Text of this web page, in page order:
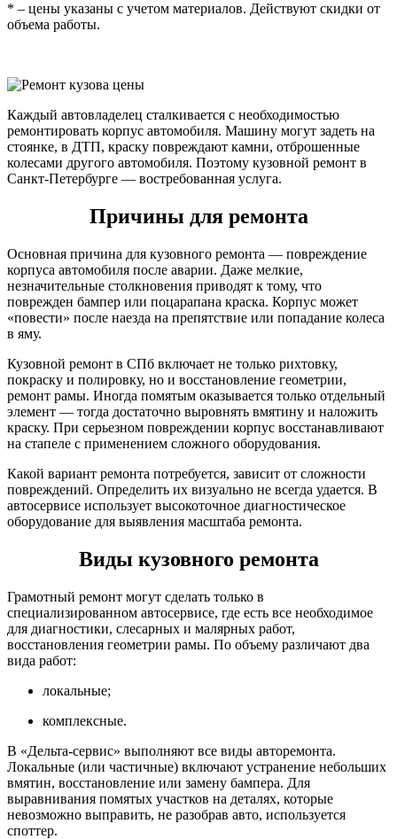
* – цены указаны с учетом материалов. Действуют скидки от
объема работы.
Каждый автовладелец сталкивается с необходимостью
ремонтировать корпус автомобиля. Машину могут задеть на
стоянке, в ДТП, краску повреждают камни, отброшенные
колесами другого автомобиля. Поэтому кузовной ремонт в
Санкт-Петербурге — востребованная услуга.
Причины для ремонта
Основная причина для кузовного ремонта — повреждение
корпуса автомобиля после аварии. Даже мелкие,
незначительные столкновения приводят к тому, что
поврежден бампер или поцарапана краска. Корпус может
«повести» после наезда на препятствие или попадание колеса
в яму.
Кузовной ремонт в СПб включает не только рихтовку,
покраску и полировку, но и восстановление геометрии,
ремонт рамы. Иногда помятым оказывается только отдельный
элемент — тогда достаточно выровнять вмятину и наложить
краску. При серьезном повреждении корпус восстанавливают
на стапеле с применением сложного оборудования.
Какой вариант ремонта потребуется, зависит от сложности
повреждений. Определить их визуально не всегда удается. В
автосервисе использует высокоточное диагностическое
оборудование для выявления масштаба ремонта.
Виды кузовного ремонта
Грамотный ремонт могут сделать только в
специализированном автосервисе, где есть все необходимое
для диагностики, слесарных и малярных работ,
восстановления геометрии рамы. По объему различают два
вида работ:
локальные;
комплексные.
В «Дельта-сервис» выполняют все виды авторемонта.
Локальные (или частичные) включают устранение небольших
вмятин, восстановление или замену бампера. Для
выравнивания помятых участков на деталях, которые
невозможно выправить, не разобрав авто, используется
споттер.